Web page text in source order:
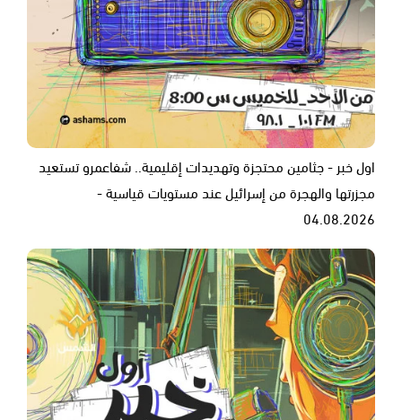
اول خبر - جثامين محتجزة وتهديدات إقليمية.. شفاعمرو تستعيد
مجزرتها والهجرة من إسرائيل عند مستويات قياسية -
04.08.2026